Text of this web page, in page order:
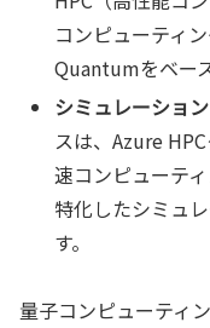
コンピューティ
Quantumをベー
シミュレーショ
スは、Azure
速コンピューテ
特化したシミュ
す。
量子コンピューティ